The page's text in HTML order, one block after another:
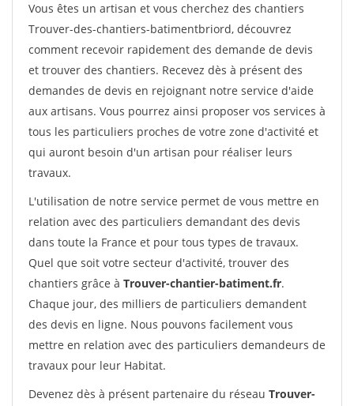
Vous êtes un artisan et vous cherchez des chantiers
Trouver-des-chantiers-batimentbriord, découvrez
comment recevoir rapidement des demande de devis
et trouver des chantiers. Recevez dès à présent des
demandes de devis en rejoignant notre service d'aide
aux artisans. Vous pourrez ainsi proposer vos services à
tous les particuliers proches de votre zone d'activité et
qui auront besoin d'un artisan pour réaliser leurs
travaux.
L'utilisation de notre service permet de vous mettre en
relation avec des particuliers demandant des devis
dans toute la France et pour tous types de travaux.
Quel que soit votre secteur d'activité, trouver des
chantiers grâce à Trouver-chantier-batiment.fr.
Chaque jour, des milliers de particuliers demandent
des devis en ligne. Nous pouvons facilement vous
mettre en relation avec des particuliers demandeurs de
travaux pour leur Habitat.
Devenez dès à présent partenaire du réseau Trouver-